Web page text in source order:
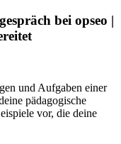
bei opseo |
und Aufgaben einer
pädagogische
vor, die deine